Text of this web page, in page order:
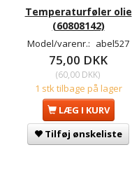
Temperaturføler olie
(60808142)
Model/varenr.: abel527
75,00 DKK
(60,00 DKK)
1 stk tilbage på lager
LÆG I KURV
Tilføj ønskeliste